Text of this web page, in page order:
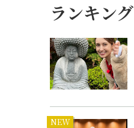
ランキング
NEW